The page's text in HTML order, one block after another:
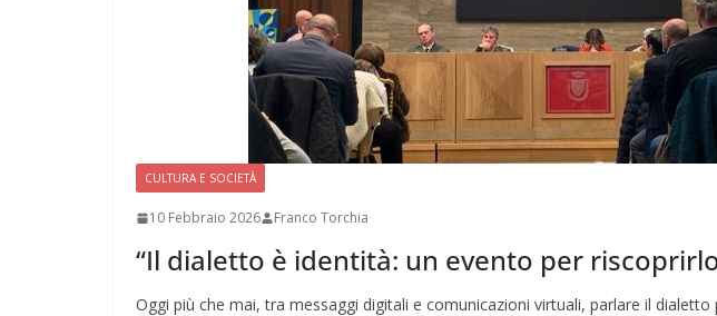
CULTURA E SOCIETÀ
10 Febbraio 2026 Franco Torchia
“Il dialetto è identità: un evento per
Oggi più che mai, tra messaggi digitali e comunicazioni virtuali, parlare il